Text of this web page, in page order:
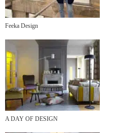
Feeka Design
A DAY OF DESIGN